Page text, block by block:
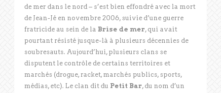
de mer dans le nord – s’est bien effondré avec la mort
de Jean-Jé en novembre 2006, suivie d’une guerre
fratricide au sein de la Brise de mer, qui avait
pourtant résisté jusque-là à plusieurs décennies de
soubresauts. Aujourd’hui, plusieurs clans se
disputent le contrôle de certains territoires et
marchés (drogue, racket, marchés publics, sports,
médias, etc). Le clan dit du Petit Bar, du nom d’un